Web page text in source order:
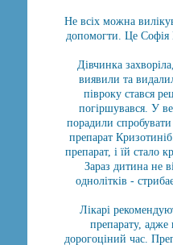
Не всіх можна
допомогти. Це Софія
Дівчинка
виявили та
півроку стався
погіршувався. У
порадили
препарат
препарат, і їй стало
Зараз дитина не
однолітків -
Лікарі
препарату, адже
дорогоціний час.